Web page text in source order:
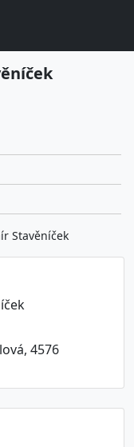
Stavěníček
4576